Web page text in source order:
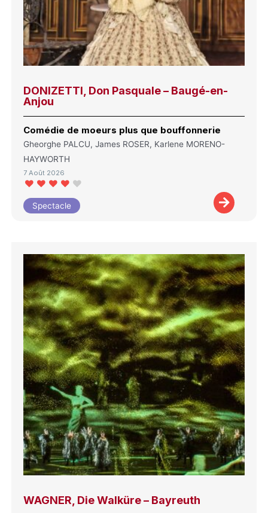
DONIZETTI, Don Pasquale – Baugé-en-
Anjou
Comédie de moeurs plus que bouffonnerie
Gheorghe PALCU, James ROSER, Karlene MORENO-
HAYWORTH
7 Août 2026
Spectacle
WAGNER, Die Walküre – Bayreuth